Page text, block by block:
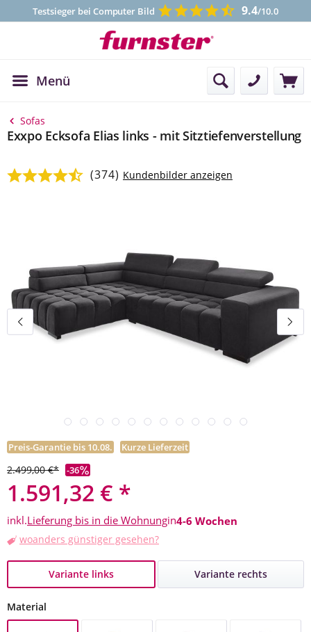
Testsieger bei Computer Bild 9.4/10.0
Menü Kontakt
Sofas
Exxpo Ecksofa Elias links - mit Sitztiefenverstellung
Durchschnittliche Bewertung von 4.65 von 5 Sternen
(374) Kundenbilder anzeigen
1.591,32 € *
Preis-Garantie bis 10.08. Kurze Lieferzeit
2.499,00 €* -36
inkl.Lieferung bis in die Wohnungin4-6 Wochen
woanders günstiger gesehen?
Variante links Variante rechts
Material